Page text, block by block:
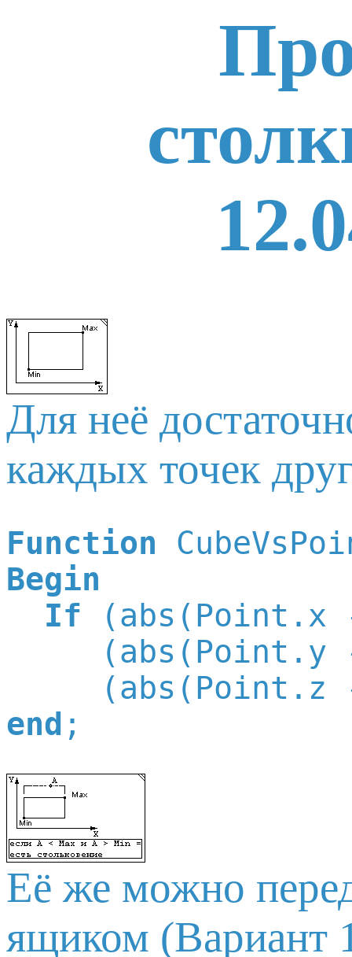
Для неё
каждых точек
Function
Begin
If (abs(Point.x
(abs(Point.y
(abs(Point.z
end
Её же можно
ящиком (Вариант